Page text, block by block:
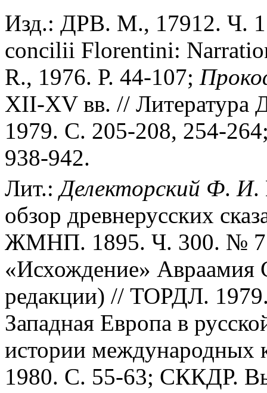
Изд.: ДРВ. М., 17912. Ч.
concilii Florentini:
R., 1976. Р. 44-107;
XII-XV вв. //
1979. С. 205-208, 254-
938-942.
Лит.:Делекторский Ф. И.
обзор древнерусских
ЖМНП. 1895. Ч. 300. №
«Исхождение» Авраамия
редакции) // ТОРДЛ.
Западная Европа в
истории международных
1980. С. 55-63; СККДР.